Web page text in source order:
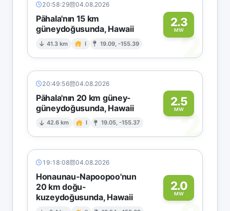
20:58:29 04.08.2026
Pāhala'nın 15 km
güneydoğusunda, Hawaii
41.3 km I 19.09, -155.39
2.3
MW
2
20:49:56 04.08.2026
Pāhala'nın 20 km güney-
güneydoğusunda, Hawaii
42.6 km I 19.05, -155.37
2.5
MW2
19:18:08 04.08.2026
Honaunau-Napoopoo'nun
20 km doğu-
kuzeydoğusunda, Hawaii
2.0
MW